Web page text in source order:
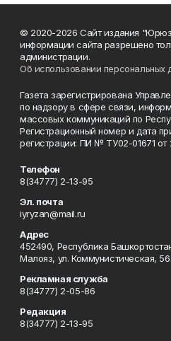
© 2020-2026 Сайт издания
информации сайта разрешено
администрации.
Об использовании персональных
Газета зарегистрирована
по надзору в сфере связи,
массовых коммуникаций по
Регистрационный номер и дата
регистрации: ПИ № ТУ02-01671 от
Телефон
8(34777) 2-13-95
Эл. почта
iyryzan@mail.ru
Адрес
452490, Республика
Малояз, ул. Коммунистическая, 56.
Рекламная служба
8(34777) 2-05-86
Редакция
8(34777) 2-13-95